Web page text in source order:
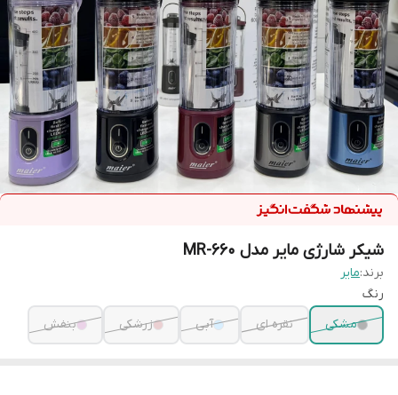
شیکر شارژی مایر مدل MR-660
برند:مایر
رنگ
مشکی
نقره ای آبی زرشکی بنفش